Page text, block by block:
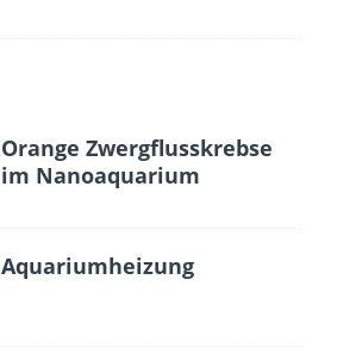
Orange Zwergflusskrebse
im Nanoaquarium
Aquariumheizung